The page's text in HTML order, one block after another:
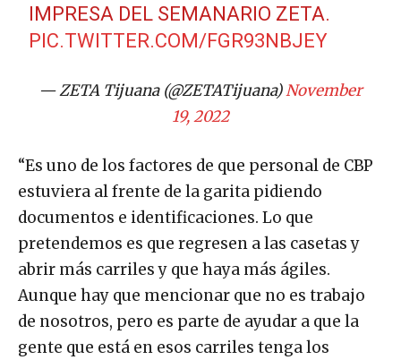
IMPRESA DEL SEMANARIO ZETA.
PIC.TWITTER.COM/FGR93NBJEY
— ZETA Tijuana (@ZETATijuana)November
19, 2022
“Es uno de los factores de que personal de CBP
estuviera al frente de la garita pidiendo
documentos e identificaciones. Lo que
pretendemos es que regresen a las casetas y
abrir más carriles y que haya más ágiles.
Aunque hay que mencionar que no es trabajo
de nosotros, pero es parte de ayudar a que la
gente que está en esos carriles tenga los